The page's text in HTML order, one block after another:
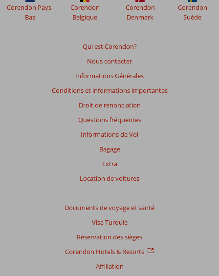
afin
de
Qui est Corendon?
Nous contacter
Informations Générales
Conditions et informations importantes
Droit de renonciation
Questions fréquentes
Informations de Vol
Bagage
Extra
Location de voitures
Documents de voyage et santé
Visa Turquie
Réservation des sièges
Corendon Hotels & Resorts
Affiliation
Corendon Pays-
Bas
Corendon
Belgique
Corendon
Denmark
Corendon
Suède